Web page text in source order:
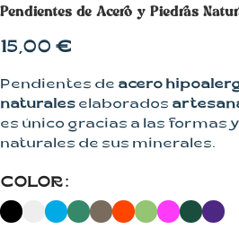
Pendientes de Acero y Piedras
15,00 €
Pendientes de acero
naturales elaborados
es único gracias a las formas
naturales de sus minerales.
COLOR